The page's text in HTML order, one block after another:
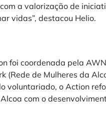
a valorização de
vidas”, destacou Helio.
foi coordenada pela
(Rede de Mulheres da
voluntariado, o Action
com o